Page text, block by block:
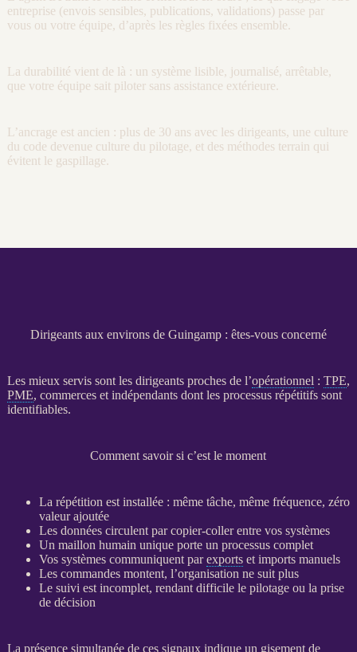
entreprise (envois sensibles, publications, validations) passe par
vous ou votre équipe, d’après les règles fixées ensemble.
La durabilité vient de là : un système lisible, journalisé, arrêtable,
que votre équipe sait pilotersans assistance extérieure.
L’ancrage est ancien : plus de 30 ans avec les dirigeants, une culture
du code devenue culture du pilotage, et des méthodes terrain qui
évitent le gaspillage.
Dirigeants aux environs de Guingamp : êtes-vous concerné
Les mieux servis sont les dirigeants proches de l’opérationnel : TPE,
PME, commerces et indépendants dont les processusrépétitifs sont
identifiables.
Comment savoir si c’est le moment
La répétition est installée : même tâche, même fréquence, zéro
valeur ajoutée
Les donnéescirculent par copier-coller entre vos systèmes
Un maillon humain unique porte un processuscomplet
Vos systèmes communiquent parexportset imports manuels
Les commandes montent, l’organisation ne suit plus
Le suivi est incomplet, rendant difficile le pilotageou la prise
de décision
La présence simultanée de ces signaux indique un gisement de